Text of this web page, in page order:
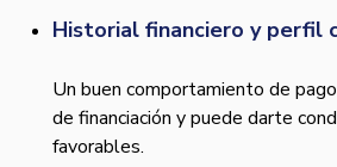
Historial financiero y perfil
Un buen comportamiento de
de financiación y puede darte
favorables.